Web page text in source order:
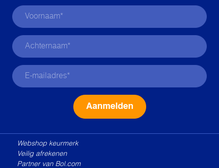
Webshop keurmerk
Veilig afrekenen
Partner van Bol.com